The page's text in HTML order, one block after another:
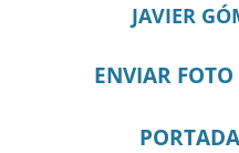
JAVIER
ENVIAR